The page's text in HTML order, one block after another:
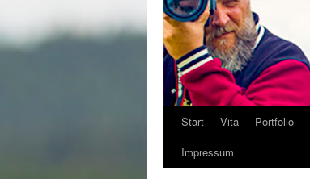
Start Vita Portfolio
Impressum